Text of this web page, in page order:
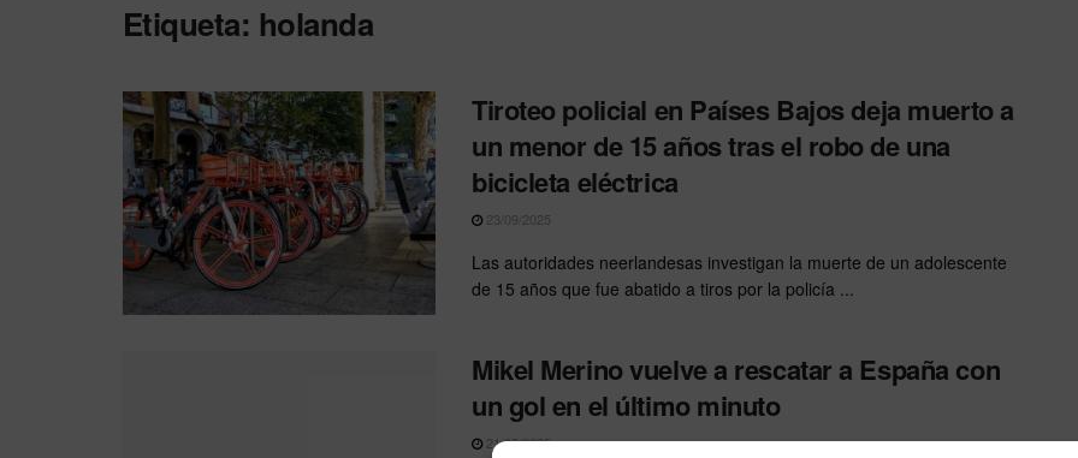
Etiqueta: holanda
Tiroteo policial en Países Bajos deja muerto a
un menor de 15 años tras el robo de una
bicicleta eléctrica
23/09/2025
Las autoridades neerlandesas investigan la muerte de un adolescente
de 15 años que fue abatido a tiros por la policía ...
Mikel Merino vuelve a rescatar a España con
un gol en el último minuto
21/03/2025